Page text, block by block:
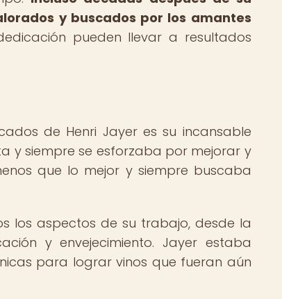
y buscados por los amantes
pueden llevar a resultados
de Henri Jayer es su incansable
y siempre se esforzaba por mejorar y
que lo mejor y siempre buscaba
los aspectos de su trabajo, desde la
y envejecimiento. Jayer estaba
para lograr vinos que fueran aún